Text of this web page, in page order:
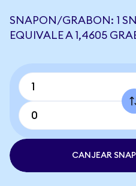
SNAPON/GRABON: 1
EQUIVALE A 1,4605
CANJEAR